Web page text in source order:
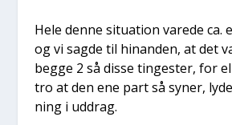
Hele den­ne situ­a­tion vare­de ca.
og vi sag­de til hin­an­den, at det
beg­ge 2 så dis­se tin­ge­ster, for
tro at den ene part så syner,
ning i uddrag.